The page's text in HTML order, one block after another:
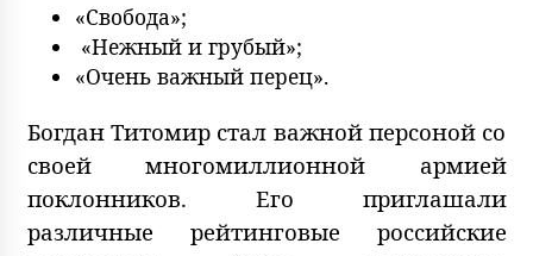
«Свобода»;
«Нежный и грубый»;
«Очень важный перец».
Богдан Титомир стал важной персоной со
своей многомиллионной армией
поклонников. Его приглашали
различные рейтинговые российские